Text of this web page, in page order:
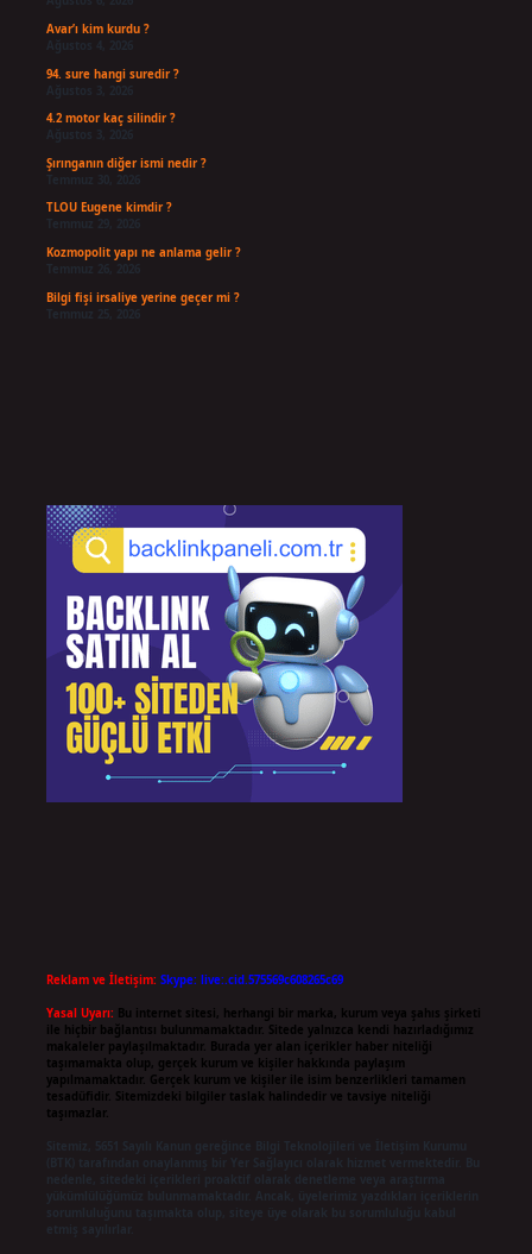
Avar’ı kim kurdu ?
Ağustos 4, 2026
94. sure hangi suredir ?
Ağustos 3, 2026
4.2 motor kaç silindir ?
Ağustos 3, 2026
Şırınganın diğer ismi nedir ?
TLOU Eugene kimdir ?
Temmuz 29, 2026
Kozmopolit yapı ne anlama gelir ?
Bilgi fişi irsaliye yerine geçer mi ?
Temmuz 25, 2026
Reklam ve İletişim: Skype: live:.cid.575569c608265c69
Yasal Uyarı: Bu internet sitesi, herhangi bir marka, kurum veya şahıs şirketi
ile hiçbir bağlantısı bulunmamaktadır. Sitede yalnızca kendi hazırladığımız
makaleler paylaşılmaktadır. Burada yer alan içerikler haber niteliği
taşımamakta olup, gerçek kurum ve kişiler hakkında paylaşım
yapılmamaktadır. Gerçek kurum ve kişiler ile isim benzerlikleri tamamen
tesadüfidir. Sitemizdeki bilgiler taslak halindedir ve tavsiye niteliği
taşımazlar.
Sitemiz, 5651 Sayılı Kanun gereğince Bilgi Teknolojileri ve İletişim Kurumu
(BTK) tarafından onaylanmış bir Yer Sağlayıcı olarak hizmet vermektedir. Bu
nedenle, sitedeki içerikleri proaktif olarak denetleme veya araştırma
yükümlülüğümüz bulunmamaktadır. Ancak, üyelerimiz yazdıkları içeriklerin